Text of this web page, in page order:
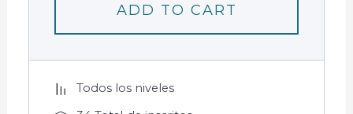
ADD TO CART
Todos los niveles